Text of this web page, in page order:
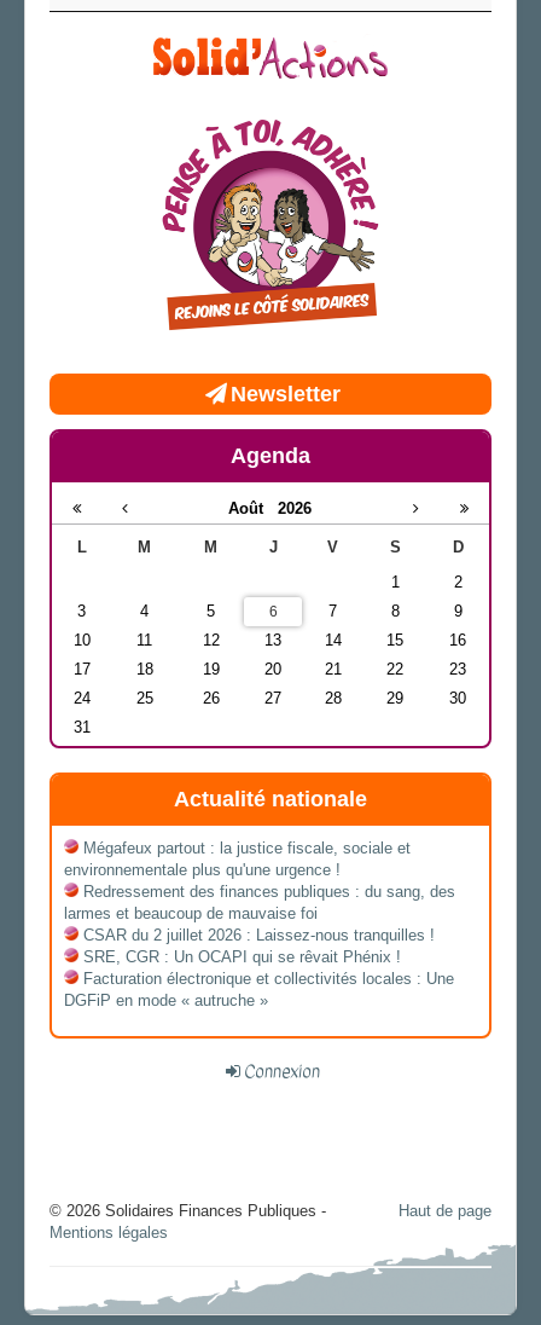
Newsletter
Agenda
Août 2026
L M M J V S
D
1
2
3
4 5 6 7 8
9
10
11 12 13 14 15
16
17
18 19 20 21 22
23
24
25 26 27 28 29
30
31
Actualité nationale
Mégafeux partout : la justice fiscale, sociale et
environnementale plus qu'une urgence !
Redressement des finances publiques : du sang, des
larmes et beaucoup de mauvaise foi
CSAR du 2 juillet 2026 : Laissez-nous tranquilles !
SRE, CGR : Un OCAPI qui se rêvait Phénix !
Facturation électronique et collectivités locales : Une
DGFiP en mode « autruche »
Connexion
Haut de page
© 2026 Solidaires Finances Publiques -
Mentions légales